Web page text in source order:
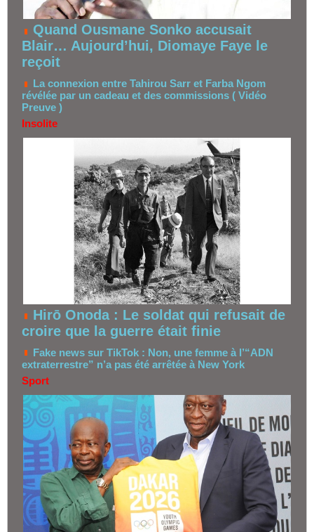
Quand Ousmane Sonko accusait
Blair… Aujourd’hui, Diomaye Faye le
reçoit
La connexion entre Tahirou Sarr et Farba Ngom
révélée par un cadeau et des commissions ( Vidéo
Preuve )
Insolite
Hirō Onoda : Le soldat qui refusait de
croire que la guerre était finie
Fake news sur TikTok : Non, une femme à l’“ADN
extraterrestre” n’a pas été arrêtée à New York
Sport